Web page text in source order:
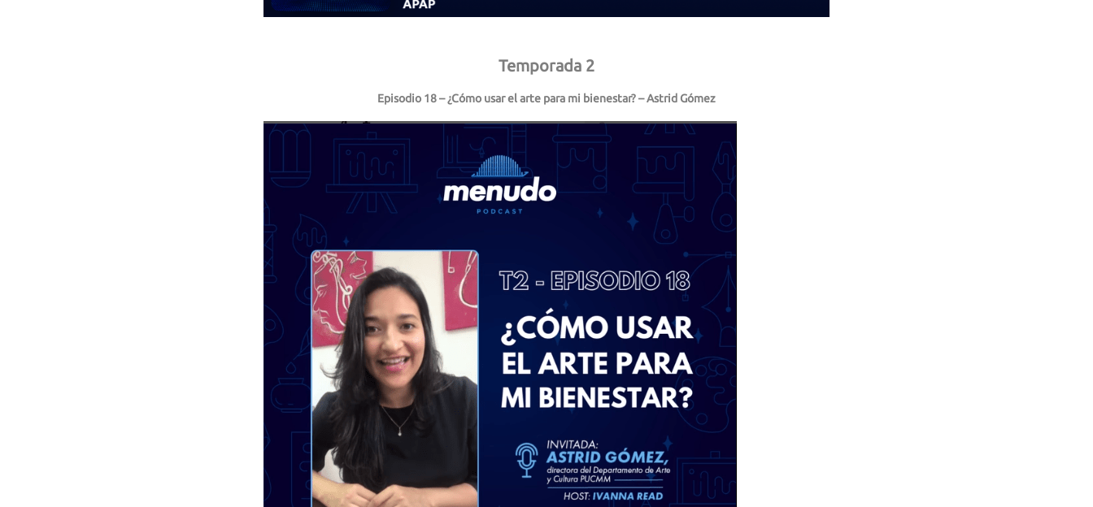
Temporada 2
Episodio 18 – ¿Cómo usar el arte para mi bienestar? – Astrid Gómez